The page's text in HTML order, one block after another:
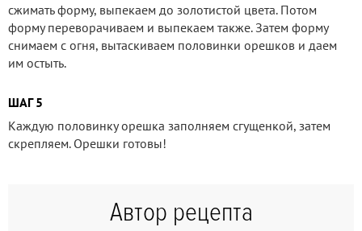
сжимать форму, выпекаем до золотистой цвета. Потом
форму переворачиваем и выпекаем также. Затем форму
снимаем с огня, вытаскиваем половинки орешков и даем
им остыть.
ШАГ 5
Каждую половинку орешка заполняем сгущенкой, затем
скрепляем. Орешки готовы!
Автор рецепта